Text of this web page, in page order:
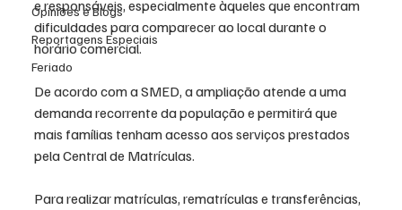
Opiniões e Blogs
Reportagens Especiais
Feriado
e responsáveis, especialmente àqueles que encontram
dificuldades para comparecer ao local durante o
horário comercial.
De acordo com a SMED, a ampliação atende a uma
demanda recorrente da população e permitirá que
mais famílias tenham acesso aos serviços prestados
pela Central de Matrículas.
Para realizar matrículas, rematrículas e transferências,